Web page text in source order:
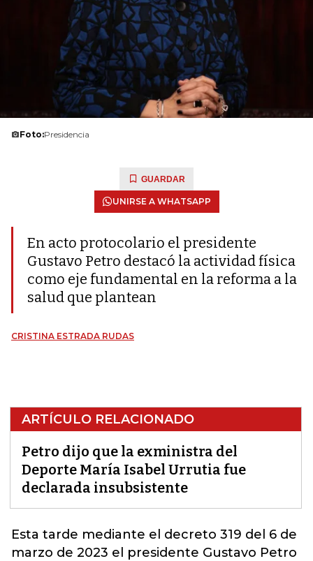
Foto:Presidencia
GUARDAR
UNIRSE A WHATSAPP
En acto protocolario el presidente
Gustavo Petro destacó la actividad física
como eje fundamental en la reforma a la
salud que plantean
CRISTINA ESTRADA RUDAS
ARTÍCULO RELACIONADO
Petro dijo que la exministra del
Deporte María Isabel Urrutia fue
declarada insubsistente
Esta tarde mediante el decreto 319 del 6 de
marzo de 2023 el presidente Gustavo Petro